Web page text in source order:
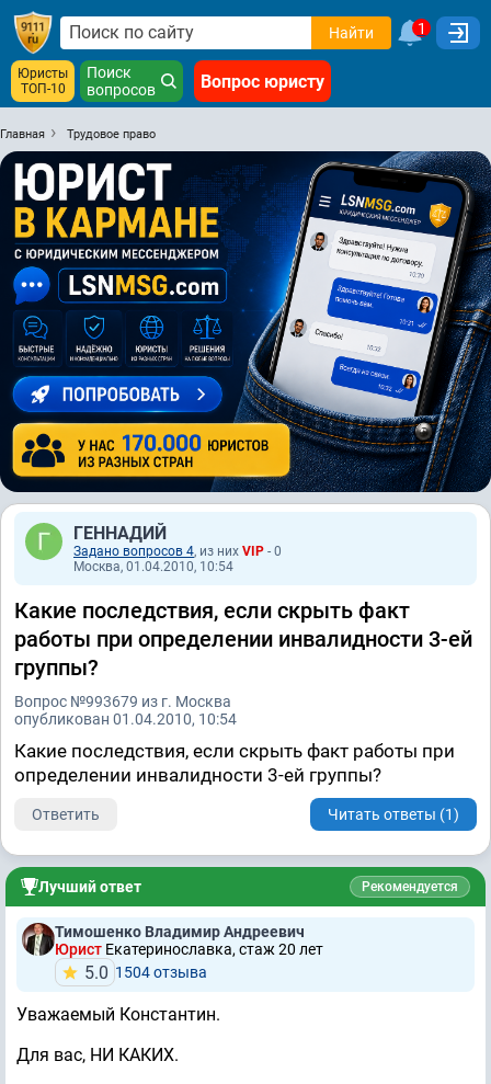
Найти 1
Юристы
ТОП-10
Поиск
вопросов
Вопрос юристу
Главная Трудовое право
ГЕННАДИЙ
Задано вопросов 4, из них VIP - 0
Москва, 01.04.2010, 10:54
Какие последствия, если скрыть факт
работы при определении инвалидности 3-ей
группы?
Вопрос №993679 из г. Москва
опубликован 01.04.2010, 10:54
Какие последствия, если скрыть факт работы при
определении инвалидности 3-ей группы?
Ответить Читать ответы (1)
Лучший ответ Рекомендуется
Тимошенко Владимир Андреевич
Юрист Екатеринославка, стаж 20 лет
5.0 1504 отзывa
Уважаемый Константин.
Для вас, НИ КАКИХ.